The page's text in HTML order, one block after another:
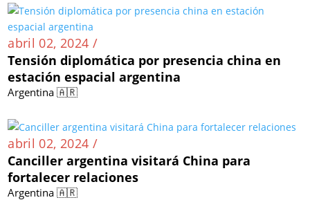
abril 02, 2024 /
Tensión diplomática por presencia china en
estación espacial argentina
Argentina 🇦🇷
abril 02, 2024 /
Canciller argentina visitará China para
fortalecer relaciones
Argentina 🇦🇷